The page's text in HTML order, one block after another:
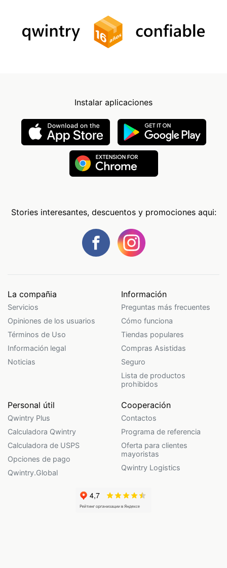
Instalar aplicaciones
Stories interesantes, descuentos y promociones aqui:
La compañia
Servicios
Opiniones de los usuarios
Términos de Uso
Información legal
Noticias
Información
Preguntas más frecuentes
Cómo funciona
Tiendas populares
Compras Asistidas
Seguro
Lista de productos
prohibidos
Personal útil
Qwintry Plus
Calculadora Qwintry
Calculadora de USPS
Opciones de pago
Qwintry.Global
Cooperación
Contactos
Programa de referencia
Oferta para clientes
mayoristas
Qwintry Logistics